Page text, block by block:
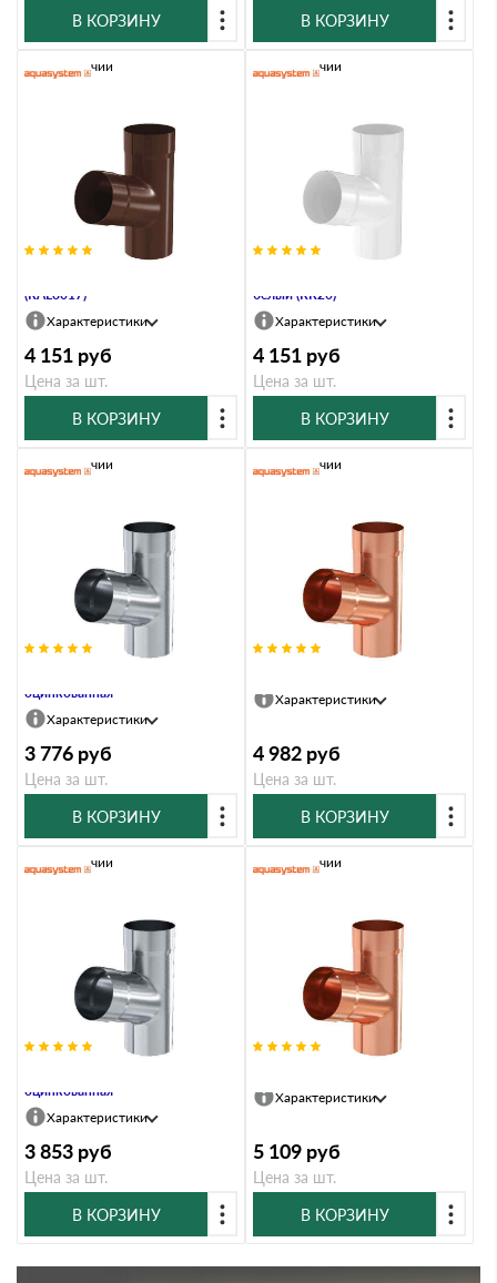
В КОРЗИНУ В КОРЗИНУ
(RAL8017)
В наличии
Характеристики
4 151 руб
Цена за шт.
В КОРЗИНУ
белый (RR20)
В наличии
Характеристики
4 151 руб
Цена за шт.
В КОРЗИНУ
оцинкованная
В наличии
Характеристики
3 776 руб
Цена за шт.
В КОРЗИНУ
В наличии
Характеристики
4 982 руб
Цена за шт.
В КОРЗИНУ
оцинкованная
В наличии
Характеристики
3 853 руб
Цена за шт.
В КОРЗИНУ
В наличии
Характеристики
5 109 руб
Цена за шт.
В КОРЗИНУ